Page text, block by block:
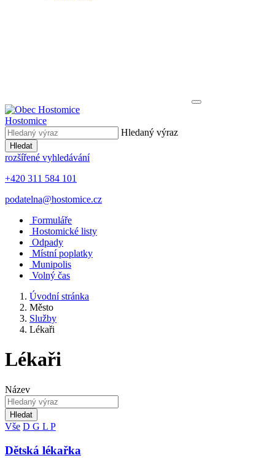
Hostomice
Hledaný výraz
Hledat
rozšířené vyhledávání
+420 311 584 101
podatelna@hostomice.cz
Formuláře
Hostomické listy
Odpady
Místní poplatky
Munipolis
Volný čas
Úvodní stránka
Město
Služby
Lékaři
Lékaři
Název
Hledat
Vše D G L P
Dětská lékařka